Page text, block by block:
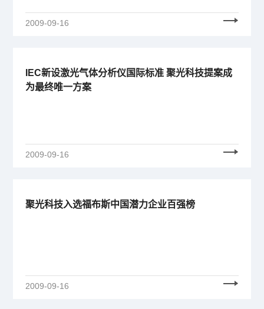
2009-09-16
IEC新设激光气体分析仪国际标准 聚光科技提案成
为最终唯一方案
2009-09-16
聚光科技入选福布斯中国潜力企业百强榜
2009-09-16